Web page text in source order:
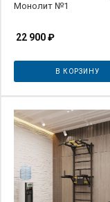
Монолит №1
22 900₽
В КОРЗИНУ